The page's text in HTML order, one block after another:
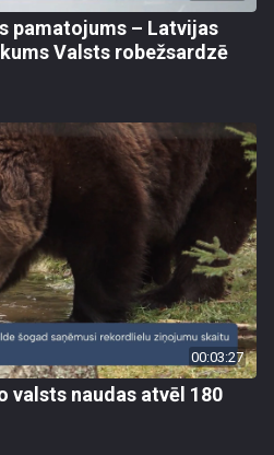
pamatojums – Latvijas
Valsts robežsardzē
00:03:27
valsts naudas atvēl 180